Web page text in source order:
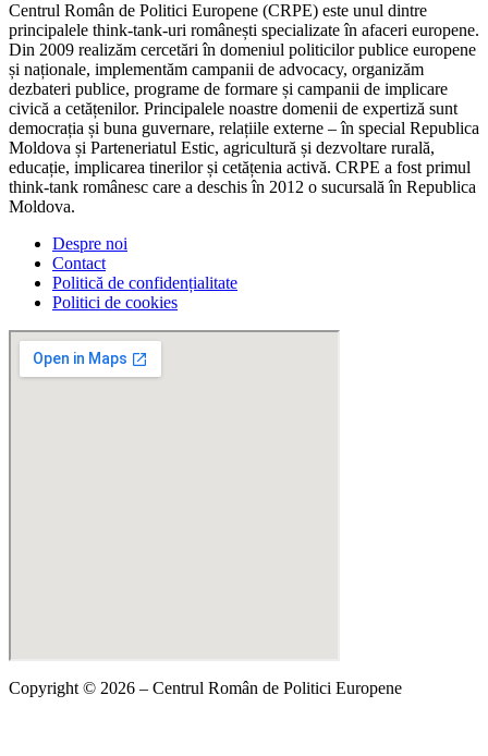
Centrul Român de Politici Europene (CRPE) este unul dintre
principalele think-tank-uri românești specializate în afaceri europene.
Din 2009 realizăm cercetări în domeniul politicilor publice europene
și naționale, implementăm campanii de advocacy, organizăm
dezbateri publice, programe de formare și campanii de implicare
civică a cetățenilor. Principalele noastre domenii de expertiză sunt
democrația și buna guvernare, relațiile externe – în special Republica
Moldova și Parteneriatul Estic, agricultură și dezvoltare rurală,
educație, implicarea tinerilor și cetățenia activă. CRPE a fost primul
think-tank românesc care a deschis în 2012 o sucursală în Republica
Moldova.
Despre noi
Contact
Politică de confidențialitate
Politici de cookies
Copyright © 2026 – Centrul Român de Politici Europene